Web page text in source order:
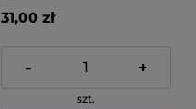
31,00 zł
- +
szt.